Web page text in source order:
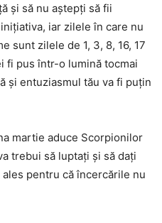
și să nu aștepți să fii
iar zilele în care nu
sunt zilele de 1, 3, 8, 16, 17
fi pus într-o lumină tocmai
și entuziasmul tău va fi puțin
martie aduce Scorpionilor
trebui să luptați și să dați
pentru că încercările nu